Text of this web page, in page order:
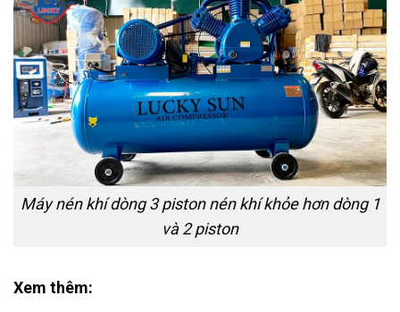
Máy nén khí dòng 3 piston nén khí khỏe hơn dòng 1
và 2 piston
Xem thêm: